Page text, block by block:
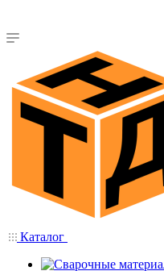
Каталог